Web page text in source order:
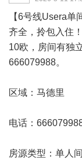
【6号线Usera
齐全，拎包入住
10欧，房间有独
666079988。
区域： 马德里
电话：
房源类型：单人间